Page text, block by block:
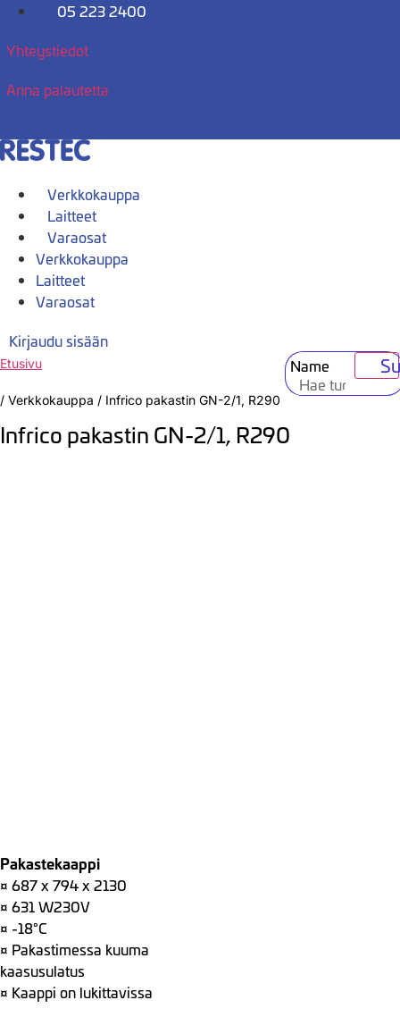
Mene
05 223 2400
Yhteystiedot
Anna palautetta
Verkkokauppa
Laitteet
Varaosat
Verkkokauppa
Laitteet
Varaosat
Kirjaudu sisään
Name
Etusivu
/ Verkkokauppa / Infrico pakastin GN-2/1, R290
Infrico pakastin GN-2/1, R290
Pakastekaappi
¤ 687 x 794 x 2130
¤ 631 W230V
¤ -18°C
¤ Pakastimessa kuuma
kaasusulatus
¤ Kaappi on lukittavissa